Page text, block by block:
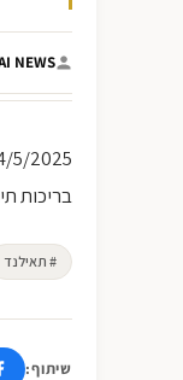
NEWS
בריכות
# תאילנד
שיתוף: